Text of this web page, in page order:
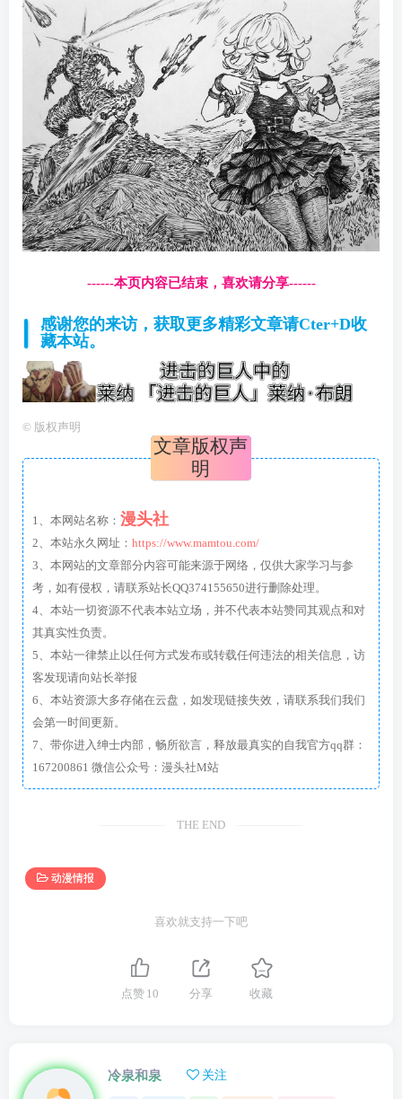
------本页内容已结束，喜欢请分享------
感谢您的来访，获取更多精彩文章请Cter+D收
藏本站。
© 版权声明
文章版权声
明
1、本网站名称： 漫头社
2、本站永久网址： https://www.mamtou.com/
3、本网站的文章部分内容可能来源于网络，仅供大家学习与参
考，如有侵权，请联系站长QQ374155650进行删除处理。
4、本站一切资源不代表本站立场，并不代表本站赞同其观点和对
其真实性负责。
5、本站一律禁止以任何方式发布或转载任何违法的相关信息，访
客发现请向站长举报
6、本站资源大多存储在云盘，如发现链接失效，请联系我们我们
会第一时间更新。
7、带你进入绅士内部，畅所欲言，释放最真实的自我官方qq群：
167200861 微信公众号：漫头社M站
THE END
动漫情报
喜欢就支持一下吧
点赞 10 分享 收藏
冷泉和泉 关注